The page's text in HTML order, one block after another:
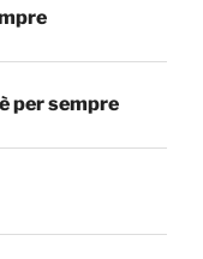
per sempre